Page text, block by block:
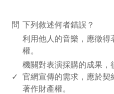
問 下列敘述何者錯誤？
利用他人的音樂，應徵得
權。
✓
機關對表演採購的成果，
官網宣傳的需求，應於契
著作財產權。